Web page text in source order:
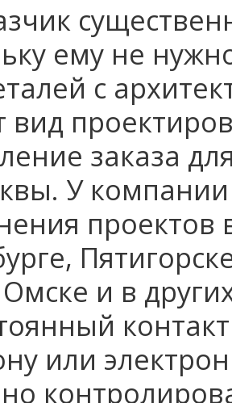
ему не
с
вид
заказа
У
проектов
и в
или